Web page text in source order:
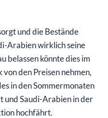
und die Bestände
Arabien wirklich seine
belassen könnte dies im
den Preisen nehmen,
in den Sommermonaten
und Saudi-Arabien in der
hochfährt.